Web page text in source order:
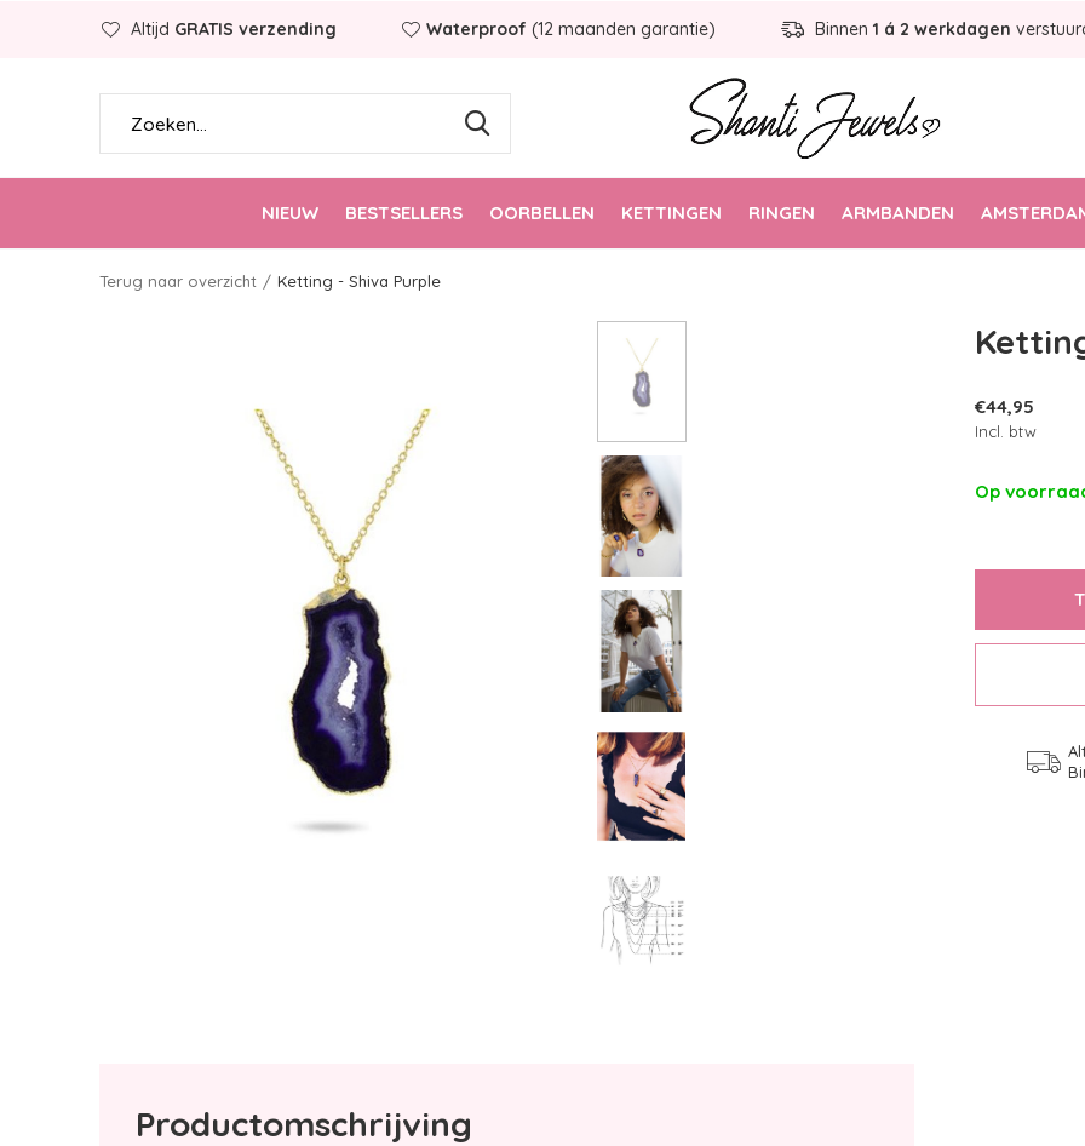
NIEUW BESTSELLERS OORBELLEN KETTINGEN RINGEN ARMBANDEN
Altijd GRATIS verzending Waterproof (12 maanden garantie) Binnen 1 á 2 werkdagen
Terug naar overzicht Ketting - Shiva Purple
€44,95
Incl. btw
Op
Productomschrijving